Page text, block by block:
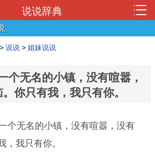
说说辞典
> 说说 > 姐妹说说
个无名的小镇，没有喧嚣，
你只有我，我只有你。
个无名的小镇，没有喧嚣，没有
，我只有你。